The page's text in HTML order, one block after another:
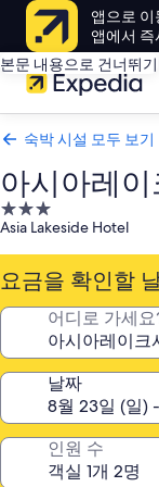
앱으로 이
앱에서
본문 내용으로 건너뛰기
숙박 시설 모두 보기
아시아레
3.0
성
급
숙
박
설
Asia Lakeside Hotel
요금을 확인할
어디로 가세요
날짜
인원 수